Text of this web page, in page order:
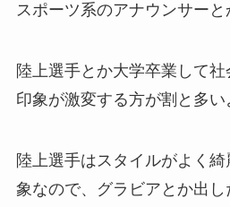
スポーツ系のアナウンサーと
陸上選手とか大学卒業して
印象が激変する方が割と多い
陸上選手はスタイルがよく
象なので、グラビアとか出し